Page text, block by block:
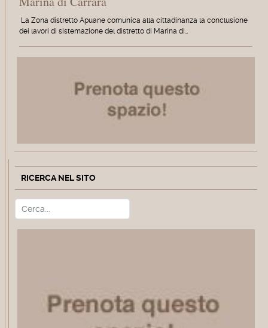
La Zona distretto Apuane comunica alla cittadinanza la conclusione
dei lavori di sistemazione del distretto di Marina di…
RICERCA NEL SITO
Cerca Type 2 or more characters for